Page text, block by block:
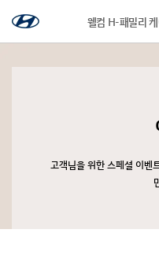
웰컴 H-패밀리
고객님을 위한 스페셜 이벤